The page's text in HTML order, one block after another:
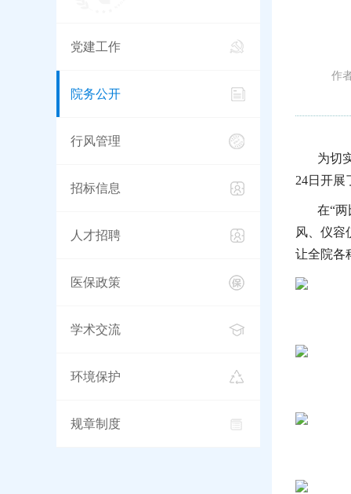
党建工作
院务公开
行风管理
招标信息
人才招聘
医保政策
学术交流
环境保护
规章制度
作
为切
24日开展
在“
风、仪容
让全院各